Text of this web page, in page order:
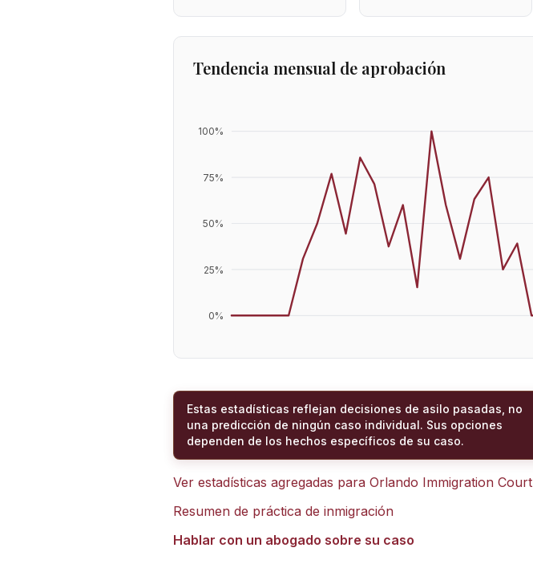
Tendencia mensual de aprobación
0%
25%
50%
75%
100%
Estas estadísticas reflejan decisiones de asilo pasadas, no
una predicción de ningún caso individual. Sus opciones
dependen de los hechos específicos de su caso.
Ver estadísticas agregadas para Orlando Immigration Court
Resumen de práctica de inmigración
Hablar con un abogado sobre su caso